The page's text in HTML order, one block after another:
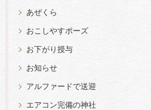
あぜくら
おこしやすポーズ
お下がり授与
お知らせ
アルファードで送迎
エアコン完備の神社